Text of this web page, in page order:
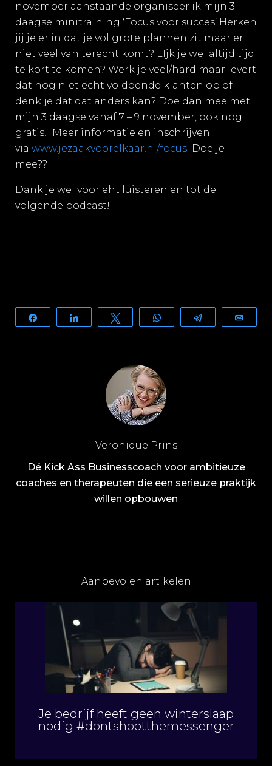
november aanstaande organiseer ik mijn 3
daagse minitraining ‘Focus voor succes’ Herken
jij je er in dat je vol grote plannen zit maar er
niet veel van terecht komt? LIjk je wel altijd tijd
te kort te komen? Werk je veel/hard maar levert
dat nog niet echt voldoende klanten op of
denk je dat dat anders kan? Doe dan mee met
mijn 3 daagse vanaf 7 – 9 november, ook nog
gratis! Meer informatie en inschrijven
via www.jezaakvoorelkaar.nl/focus Doe je
mee??
Dank je wel voor eht luisteren en tot de
volgende podcast!
WhatsApp Telegram
Veronique Prins
Dé Kick Ass Businesscoach voor ambitieuze
coaches en therapeuten die een serieuze praktijk
willen opbouwen
Aanbevolen artikelen
Je bedrijf heeft geen winterslaap
nodig #dontshootthemessenger